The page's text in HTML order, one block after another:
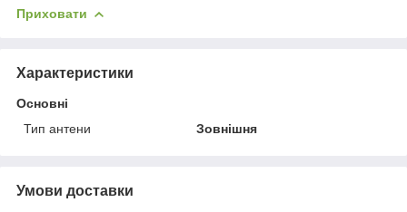
Приховати
Характеристики
Основні
Тип антени
Зовнішня
Умови доставки